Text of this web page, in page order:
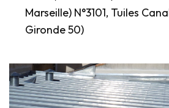
Marseille) N°3101, Tuiles
Gironde 50)